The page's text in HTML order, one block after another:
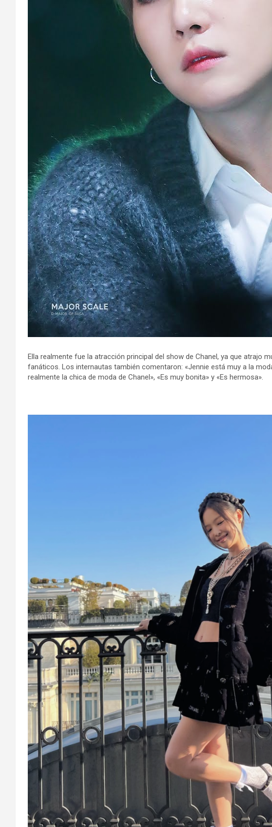
Ella realmente fue la atracción principal del show de Chanel, ya que atrajo
fanáticos. Los internautas también comentaron: «Jennie está muy a la
realmente la chica de moda de Chanel», «Es muy bonita» y «Es hermosa».